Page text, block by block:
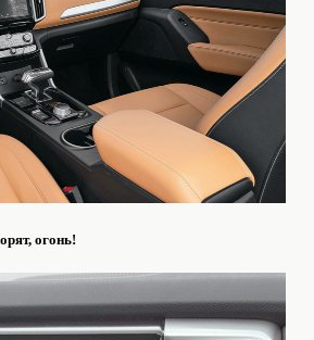
огонь!